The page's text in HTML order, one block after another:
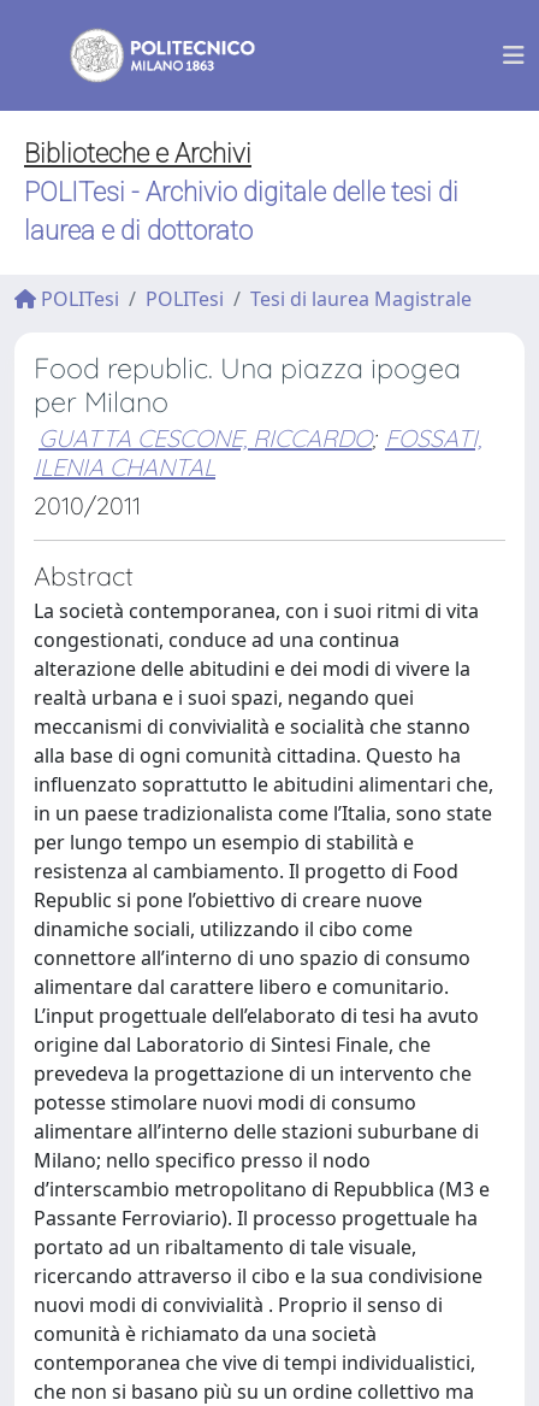
Biblioteche e Archivi
POLITesi - Archivio digitale delle tesi di
laurea e di dottorato
POLITesi POLITesi Tesi di laurea Magistrale
Food republic. Una piazza ipogea
per Milano
GUATTA CESCONE, RICCARDO; FOSSATI,
ILENIA CHANTAL
2010/2011
Abstract
La società contemporanea, con i suoi ritmi di vita
congestionati, conduce ad una continua
alterazione delle abitudini e dei modi di vivere la
realtà urbana e i suoi spazi, negando quei
meccanismi di convivialità e socialità che stanno
alla base di ogni comunità cittadina. Questo ha
influenzato soprattutto le abitudini alimentari che,
in un paese tradizionalista come l’Italia, sono state
per lungo tempo un esempio di stabilità e
resistenza al cambiamento. Il progetto di Food
Republic si pone l’obiettivo di creare nuove
dinamiche sociali, utilizzando il cibo come
connettore all’interno di uno spazio di consumo
alimentare dal carattere libero e comunitario.
L’input progettuale dell’elaborato di tesi ha avuto
origine dal Laboratorio di Sintesi Finale, che
prevedeva la progettazione di un intervento che
potesse stimolare nuovi modi di consumo
alimentare all’interno delle stazioni suburbane di
Milano; nello specifico presso il nodo
d’interscambio metropolitano di Repubblica (M3 e
Passante Ferroviario). Il processo progettuale ha
portato ad un ribaltamento di tale visuale,
ricercando attraverso il cibo e la sua condivisione
nuovi modi di convivialità . Proprio il senso di
comunità è richiamato da una società
contemporanea che vive di tempi individualistici,
che non si basano più su un ordine collettivo ma